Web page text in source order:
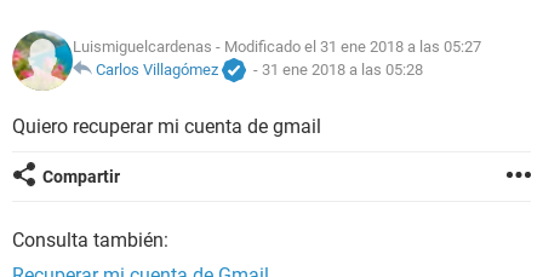
Luismiguelcardenas - Modificado el 31 ene 2018 a las 05:27
Carlos Villagómez
- 31 ene 2018 a las 05:28
Quiero recuperar mi cuenta de gmail
Compartir
Consulta también: